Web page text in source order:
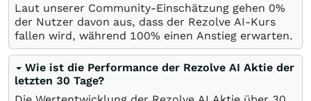
Laut unserer Community-Einschätzung gehen 0%
der Nutzer davon aus, dass der Rezolve AI-Kurs
fallen wird, während 100% einen Anstieg erwarten.
Wie ist die Performance der Rezolve AI Aktie der
letzten 30 Tage?